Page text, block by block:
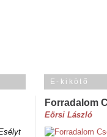
E-kikötő
Forradalom
Eörsi László